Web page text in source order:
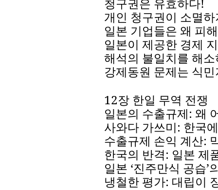
개인 청구권이 소멸
일본 기업들은 왜 피
일본이 제공한 경제
해석의 불일치를 해
강제동원 문제는 식
12장 한일 무역 전쟁
일본의 수출규제: 왜
사와다 가쓰미: 한국에
수출규제 손익 계산:
한국의 반격: 일본 제
일본 ‘진주만식 공습’
냉철한 평가: 대립이